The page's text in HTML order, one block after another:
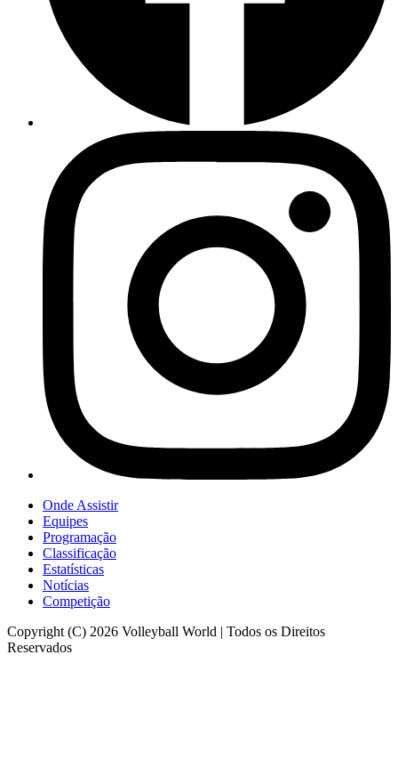
Onde Assistir
Equipes
Programação
Classificação
Estatísticas
Notícias
Competição
Copyright (C) 2026 Volleyball World | Todos os Direitos
Reservados